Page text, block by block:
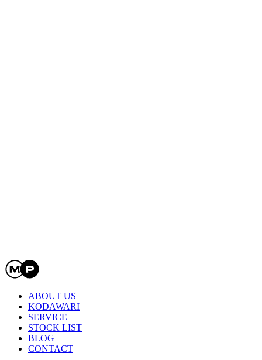
ABOUT US
KODAWARI
SERVICE
STOCK LIST
BLOG
CONTACT